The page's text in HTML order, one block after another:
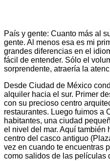
País y gente: Cuanto más al
gente. Al menos esa es mi
grandes diferencias en el
fácil de entender. Sólo el
sorprendente, atraería la
Desde Ciudad de México
alquiler hacia el sur. Primer
con su precioso centro
restaurantes. Luego fuimos a
habitantes, una ciudad
el nivel del mar. Aquí también
centro del casco antiguo
vez en cuando te encuentras
como salidos de las películas